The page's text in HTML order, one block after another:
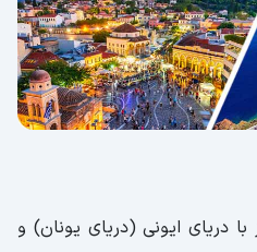
دریای ایونی (دریای یونان) و